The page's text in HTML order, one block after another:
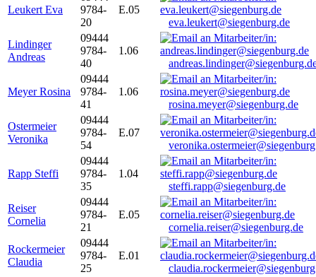
Leukert Eva
9784-
20
E.05
eva.leukert@siegenburg.de
Lindinger
Andreas
09444
9784-
40
1.06
Meyer Rosina
09444
9784-
41
1.06
rosina.meyer@siegenburg.de
Ostermeier
Veronika
09444
9784-
54
E.07
Rapp Steffi
09444
9784-
35
1.04
steffi.rapp@siegenburg.de
Reiser
Cornelia
09444
9784-
21
E.05
cornelia.reiser@siegenburg.de
Rockermeier
Claudia
09444
9784-
25
E.01